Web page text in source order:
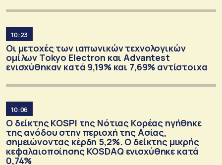
10:23
Οι μετοχές των ιαπωνικών τεχνολογικών
ομίλων Tokyo Electron και Advantest
ενισχύθηκαν κατά 9,19% και 7,69% αντίστοιχα
10:06
Ο δείκτης KOSPI της Νότιας Κορέας ηγήθηκε
της ανόδου στην περιοχή της Ασίας,
σημειώνοντας κέρδη 5,2%. Ο δείκτης μικρής
κεφαλαιοποίησης KOSDAQ ενισχύθηκε κατά
0,74%